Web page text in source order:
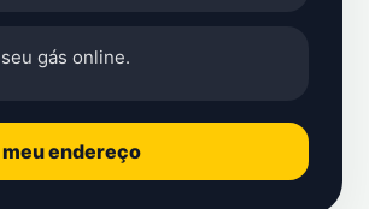
gás online.
endereço